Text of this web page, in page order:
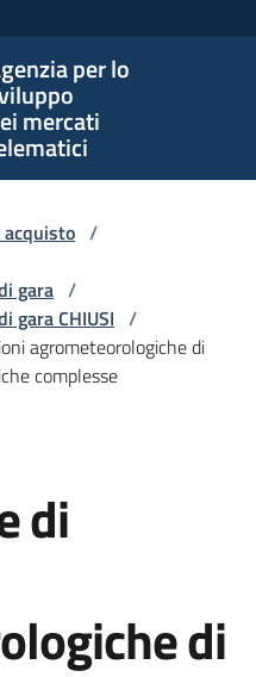
per lo
mercati
/
gara /
gara CHIUSI /
agrometeorologiche di
complesse
di
di